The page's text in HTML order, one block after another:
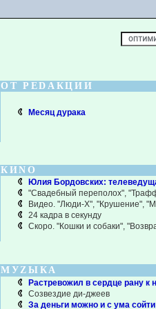
ОТ РЕDАКЦИИ
Месяц дурака
КИNО
Юлия Бордовских:
"Свадебный переполох",
Видео. "Люди-Х", "Крушение",
24 кадра в секунду
Скоро. "Кошки и собаки",
МУZЫКА
Растревожил в сердце рану к
Созвездие ди-джеев
За деньги можно и с ума сойти